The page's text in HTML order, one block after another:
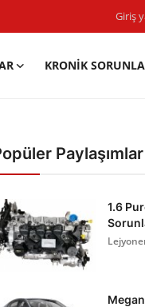
Giriş
KRONIK
Paylaşımlar
1.6